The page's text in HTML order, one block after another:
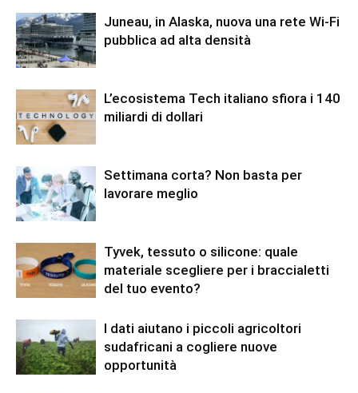
Juneau, in Alaska, nuova una rete Wi-Fi
pubblica ad alta densità
L’ecosistema Tech italiano sfiora i 140
miliardi di dollari
Settimana corta? Non basta per
lavorare meglio
Tyvek, tessuto o silicone: quale
materiale scegliere per i braccialetti
del tuo evento?
I dati aiutano i piccoli agricoltori
sudafricani a cogliere nuove
opportunità